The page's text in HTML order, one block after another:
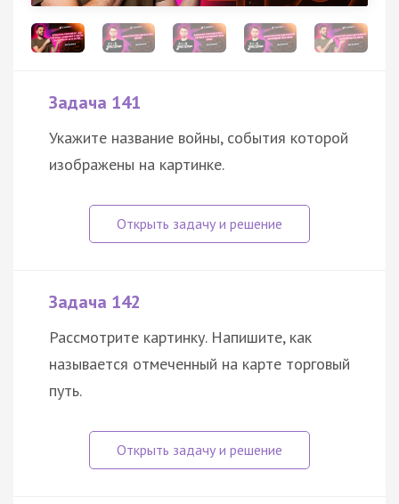
Задача 141
Укажите название войны, события которой
изображены на картинке.
Задача 142
Рассмотрите картинку. Напишите, как
называется отмеченный на карте торговый
путь.